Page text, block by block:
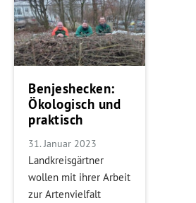
Benjeshecken:
Ökologisch und
praktisch
31. Januar 2023
Landkreisgärtner
wollen mit ihrer Arbeit
zur Artenvielfalt